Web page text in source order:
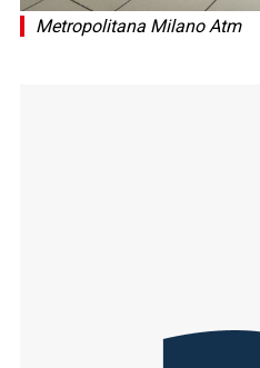
Metropolitana Milano Atm